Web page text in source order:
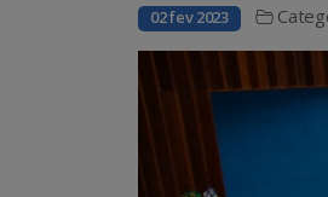
02 fev 2023